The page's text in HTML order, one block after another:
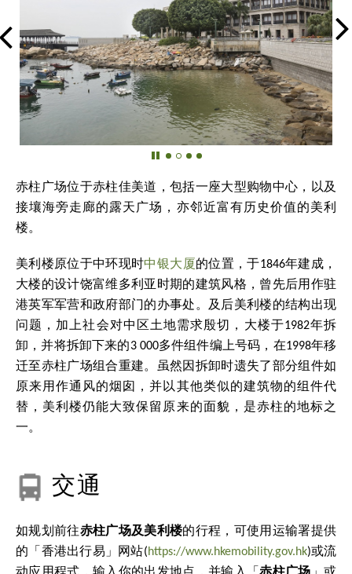
赤柱广场位于赤柱佳美道，包括一座大型购物中心，以及
接壤海旁走廊的露天广场，亦邻近富有历史价值的美利
楼。
美利楼原位于中环现时中银大厦 的位置，于1846年建成，
大楼的设计饶富维多利亚时期的建筑风格，曾先后用作驻
港英军军营和政府部门的办事处。及后美利楼的结构出现
问题，加上社会对中区土地需求殷切，大楼于1982年拆
卸，并将拆卸下来的 3 000多件组件编上号码，在1998年移
迁至赤柱广场组合重建。虽然因拆卸时遗失了部分组件如
原来用作通风的烟囱，并以其他类似的建筑物的组件代
替，美利楼仍能大致保留原来的面貌，是赤柱的地标之
一。
交通
如规划前往赤柱广场及美利楼的行程，可使用运输署提供
的「香港出行易」网站(https://www.hkemobility.gov.hk)或流